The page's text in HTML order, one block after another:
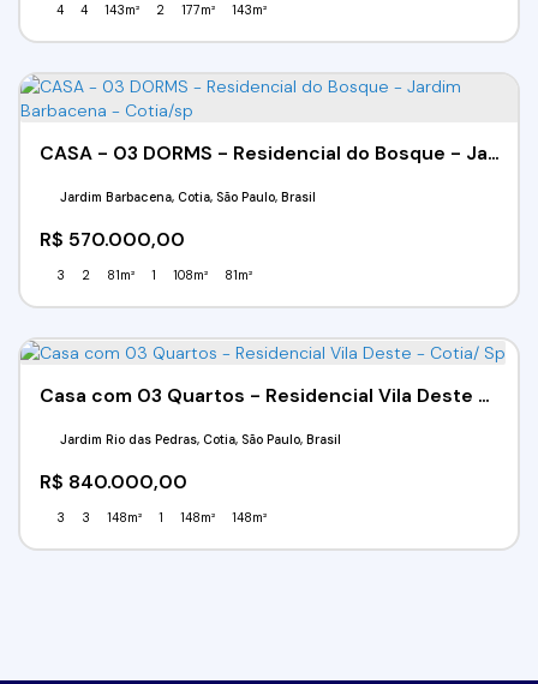
4 4 143m² 2 177m² 143m²
CASA - 03 DORMS - Residencial do Bosque - Jardim Barbacena - Cotia/sp
R$ 570.000,00
Jardim Barbacena, Cotia, São Paulo, Brasil
3 2 81m² 1 108m² 81m²
Casa com 03 Quartos - Residencial Vila Deste - Cotia/ Sp
R$ 840.000,00
Jardim Rio das Pedras, Cotia, São Paulo, Brasil
3 3 148m² 1 148m² 148m²